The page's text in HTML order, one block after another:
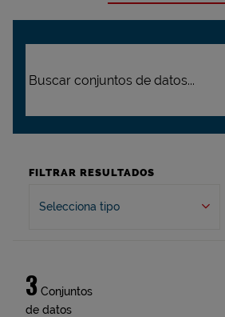
FILTRAR RESULTADOS
Selecciona tipo
3 Conjuntos
de datos